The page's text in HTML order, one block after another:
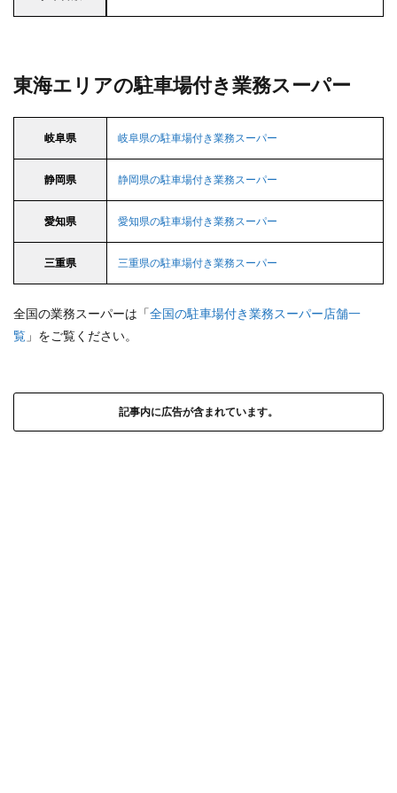
東海エリアの駐車場付き業務スーパー
岐阜県 岐阜県の駐車場付き業務スーパー
静岡県 静岡県の駐車場付き業務スーパー
愛知県 愛知県の駐車場付き業務スーパー
三重県 三重県の駐車場付き業務スーパー
全国の業務スーパーは「全国の駐車場付き業務スーパー店舗一
覧 」をご覧ください。
記事内に広告が含まれています。